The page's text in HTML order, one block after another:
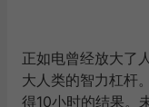
正如电曾经放大了
大人类的智力杠杆
得10小时的结果。